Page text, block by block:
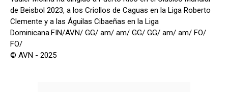
de Beisbol 2023, a los Criollos de Caguas en la Liga Roberto
Clemente y a las Águilas Cibaeñas en la Liga
Dominicana.FIN/AVN/ GG/ am/ am/ GG/ GG/ am/ am/ FO/
FO/
© AVN - 2025